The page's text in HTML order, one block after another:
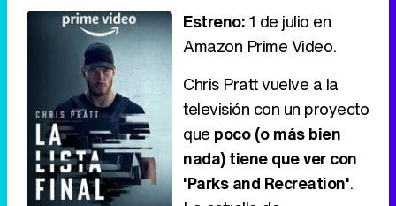
Estreno:1 de julio en
Amazon Prime Video.
Chris Pratt vuelve a la
televisión con un proyecto
que poco (o más bien
nada) tiene que ver con
'Parks and Recreation'.